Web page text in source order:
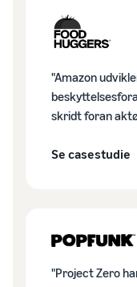
hovedtelefoner
Sælg hovedtelefoner til
kunder over hele verden
Sådan sælger du T-
shirts online
Skab vækst for dit T-
"Amazon
skridt foran
Se casestudie
"Project Zero